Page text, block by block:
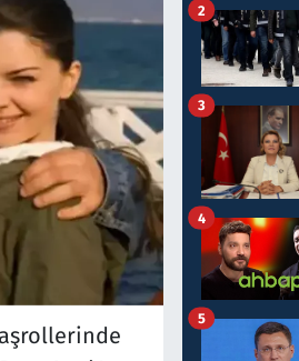
2
3
4
5